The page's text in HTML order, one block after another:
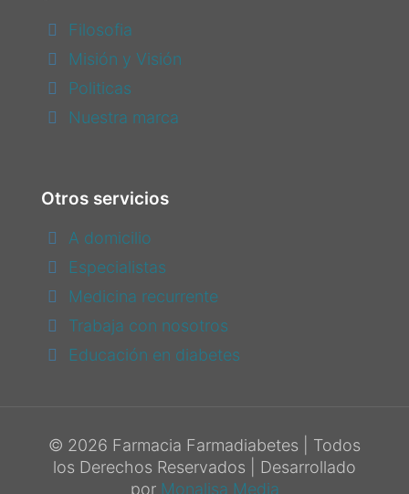
Filosofia
Misión y Visión
Politicas
Nuestra marca
Otros servicios
A domicilio
Especialistas
Medicina recurrente
Trabaja con nosotros
Educación en diabetes
© 2026 Farmacia Farmadiabetes | Todos
los Derechos Reservados | Desarrollado
por Monalisa Media